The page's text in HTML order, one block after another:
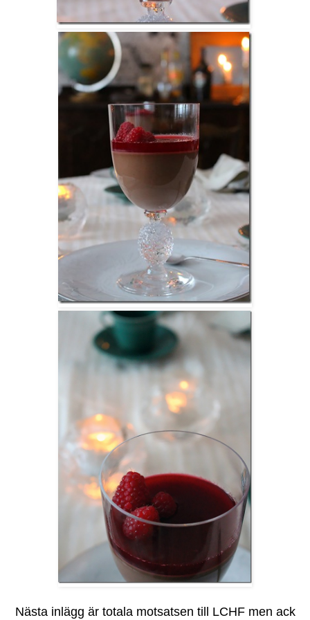
Nästa inlägg är totala motsatsen till LCHF men ack